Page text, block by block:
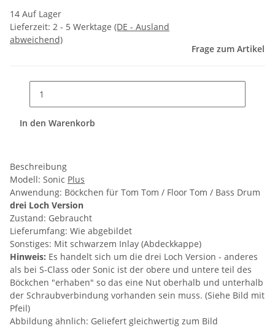
14 Auf Lager
Lieferzeit: 2 - 5 Werktage (DE - Ausland
abweichend)
Frage zum Artikel
In den Warenkorb
Beschreibung
Modell: Sonic Plus
Anwendung: Böckchen für Tom Tom / Floor Tom / Bass Drum
drei Loch Version
Zustand: Gebraucht
Lieferumfang: Wie abgebildet
Sonstiges: Mit schwarzem Inlay (Abdeckkappe)
Hinweis: Es handelt sich um die drei Loch Version - anderes
als bei S-Class oder Sonic ist der obere und untere teil des
Böckchen "erhaben" so das eine Nut oberhalb und unterhalb
der Schraubverbindung vorhanden sein muss. (Siehe Bild mit
Pfeil)
Abbildung ähnlich: Geliefert gleichwertig zum Bild